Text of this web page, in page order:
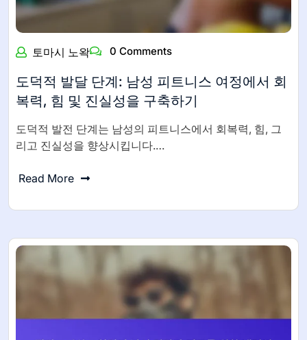
토마시 노왁 0 Comments
도덕적 발달 단계: 남성 피트니스 여정에서 회
복력, 힘 및 진실성을 구축하기
도덕적 발전 단계는 남성의 피트니스에서 회복력, 힘, 그
리고 진실성을 향상시킵니다.…
Read More